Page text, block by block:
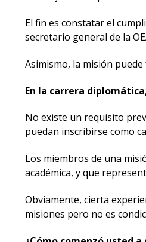
El fin es constatar el
secretario general de la
Asimismo, la misión
En la carrera
No existe un requisito
puedan inscribirse como
Los miembros de una
académica, y que
Obviamente, cierta
misiones pero no es